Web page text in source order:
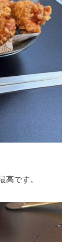
高です。